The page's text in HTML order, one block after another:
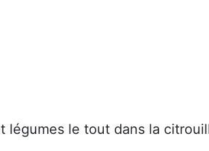
légumes le tout dans la